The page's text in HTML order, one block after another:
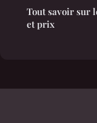
Tout savoir sur
et prix